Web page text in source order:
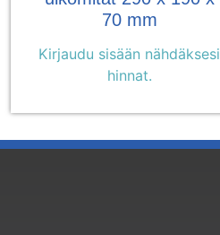
70 mm
Kirjaudu sisään nähdäksesi
hinnat.